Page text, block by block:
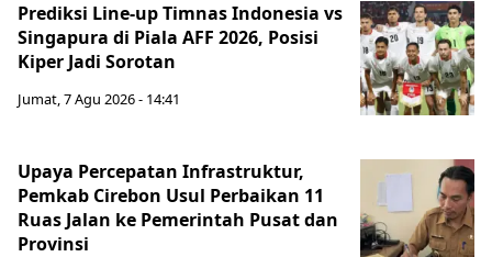
Prediksi Line-up Timnas Indonesia vs
Singapura di Piala AFF 2026, Posisi
Kiper Jadi Sorotan
Jumat, 7 Agu 2026 - 14:41
Upaya Percepatan Infrastruktur,
Pemkab Cirebon Usul Perbaikan 11
Ruas Jalan ke Pemerintah Pusat dan
Provinsi